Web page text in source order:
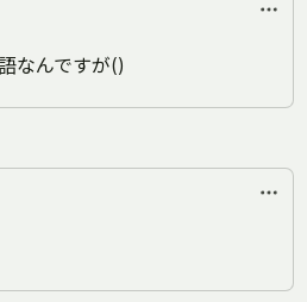
なんですが()